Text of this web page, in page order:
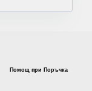
Помощ при Поръчка